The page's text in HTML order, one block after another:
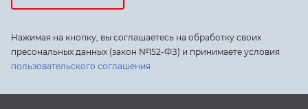
Нажимая на кнопку, вы соглашаетесь на обработку своих
пресональных данных (закон №152-ФЗ) и принимаете условия
пользовательского соглашения